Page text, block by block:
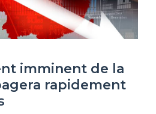
imminent de la
rapidement